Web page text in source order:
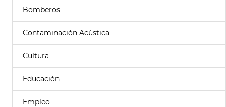
Bomberos
Contaminación Acústica
Cultura
Educación
Empleo